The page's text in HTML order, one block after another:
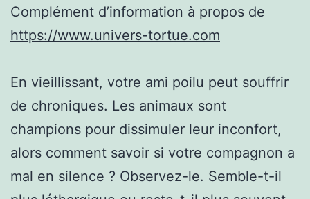
Complément d’information à propos de
https://www.univers-tortue.com
En vieillissant, votre ami poilu peut souffrir
de chroniques. Les animaux sont
champions pour dissimuler leur inconfort,
alors comment savoir si votre compagnon a
mal en silence ? Observez-le. Semble-t-il